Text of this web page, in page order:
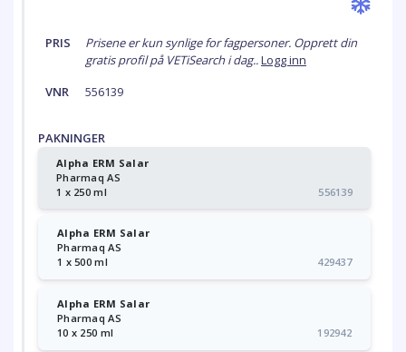
PRIS
Prisene er kun synlige for fagpersoner. Opprett din
gratis profil på VETiSearch i dag..Logg inn
VNR
556139
PAKNINGER
Alpha ERM Salar
Pharmaq AS
1 x 250 ml
556139
Alpha ERM Salar
Pharmaq AS
1 x 500 ml
429437
Alpha ERM Salar
Pharmaq AS
10 x 250 ml
192942